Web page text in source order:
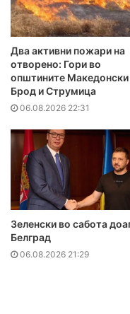
Два активни пожари на
отворено: Гори во
општините Македонски
Брод и Струмица
06.08.2026 22:31
Зеленски во сабота
Белград
06.08.2026 21:29